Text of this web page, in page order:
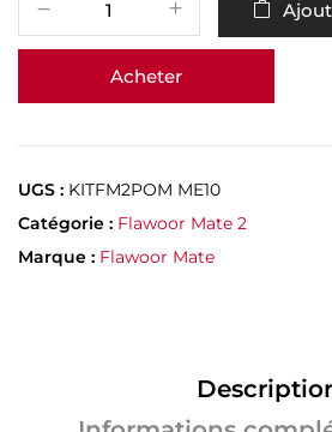
Acheter
UGS : KITFM2POM ME10
Catégorie : Flawoor Mate 2
Marque : Flawoor Mate